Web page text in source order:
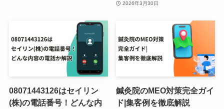
2026年3月30日
08071443126はセイリン
(株)の電話番号！どんな内
鍼灸院のMEO対策完全ガイ
ド|集客例を徹底解説